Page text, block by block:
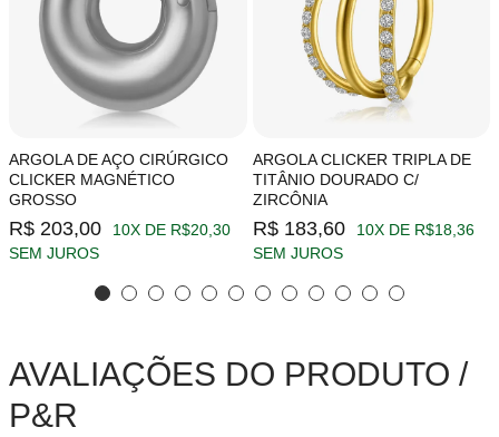
ARGOLA DE AÇO CIRÚRGICO
CLICKER MAGNÉTICO
GROSSO
R$ 203,00
10X DE R$20,30
SEM JUROS
ARGOLA CLICKER TRIPLA DE
TITÂNIO DOURADO C/
ZIRCÔNIA
R$ 183,60
10X DE R$18,36
SEM JUROS
AVALIAÇÕES DO PRODUTO /
P&R